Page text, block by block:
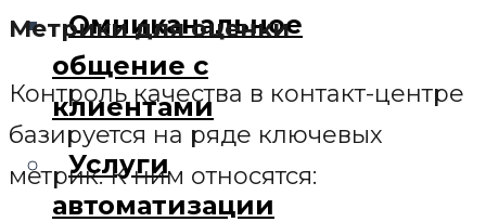
Омниканальное
общение с
клиентами
Услуги
автоматизации
Метрики для оценки
Контроль качества в контакт-центре
базируется на ряде ключевых
метрик. К ним относятся: